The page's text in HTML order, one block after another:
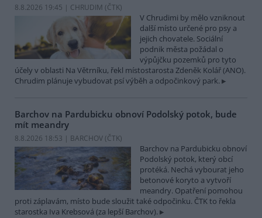
8.8.2026 19:45 | CHRUDIM (ČTK)
V Chrudimi by mělo vzniknout
další místo určené pro psy a
jejich chovatele. Sociální
podnik města požádal o
výpůjčku pozemků pro tyto
účely v oblasti Na Větrníku, řekl místostarosta Zdeněk Kolář (ANO).
Chrudim plánuje vybudovat psí výběh a odpočinkový park.
Barchov na Pardubicku obnoví Podolský potok, bude
mít meandry
8.8.2026 18:53 | BARCHOV (ČTK)
Barchov na Pardubicku obnoví
Podolský potok, který obcí
protéká. Nechá vybourat jeho
betonové koryto a vytvoří
meandry. Opatření pomohou
proti záplavám, místo bude sloužit také odpočinku. ČTK to řekla
starostka Iva Krebsová (za lepší Barchov).